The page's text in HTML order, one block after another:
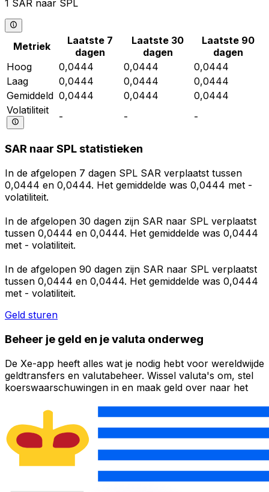
1 SAR naar SPL
Metriek
Laatste 7
dagen
Laatste 30
dagen
Laatste 90
dagen
Hoog
0,0444 0,0444
0,0444
Laag
0,0444 0,0444
0,0444
Gemiddeld 0,0444 0,0444
0,0444
Volatiliteit
- - -
SAR naar SPL statistieken
In de afgelopen 7 dagen SPL SAR verplaatst tussen
0,0444 en 0,0444. Het gemiddelde was 0,0444 met -
volatiliteit.
In de afgelopen 30 dagen zijn SAR naar SPL verplaatst
tussen 0,0444 en 0,0444. Het gemiddelde was 0,0444
met - volatiliteit.
In de afgelopen 90 dagen zijn SAR naar SPL verplaatst
tussen 0,0444 en 0,0444. Het gemiddelde was 0,0444
met - volatiliteit.
Geld sturen
Beheer je geld en je valuta onderweg
De Xe-app heeft alles wat je nodig hebt voor wereldwijde
geldtransfers en valutabeheer. Wissel valuta's om, stel
koerswaarschuwingen in en maak geld over naar het
vandaag nog!